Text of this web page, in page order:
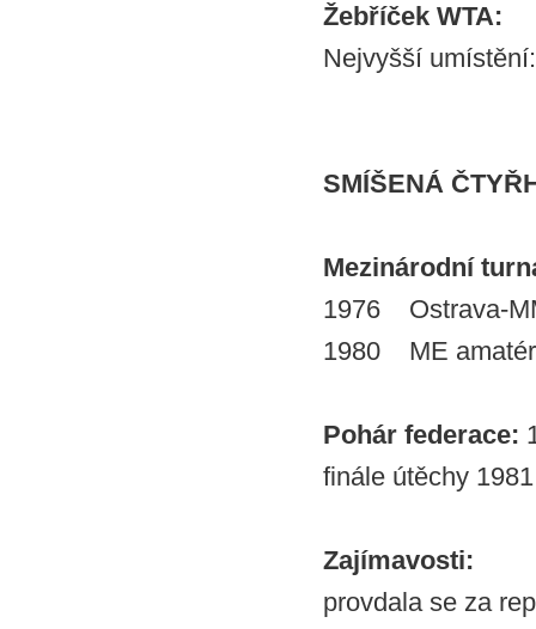
Žebříček WTA:
Nejvyšší
SMÍŠENÁ
Mezinárodní
1976 Ostrava-
1980 ME
Pohár federace:
finále útěchy 1981
Zajímavosti:
provdala se za